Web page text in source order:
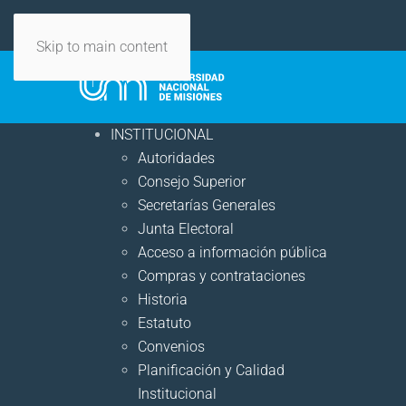
Skip to main content
INSTITUCIONAL
Autoridades
Consejo Superior
Secretarías Generales
Junta Electoral
Acceso a información pública
Compras y contrataciones
Historia
Estatuto
Convenios
Planificación y Calidad
Institucional